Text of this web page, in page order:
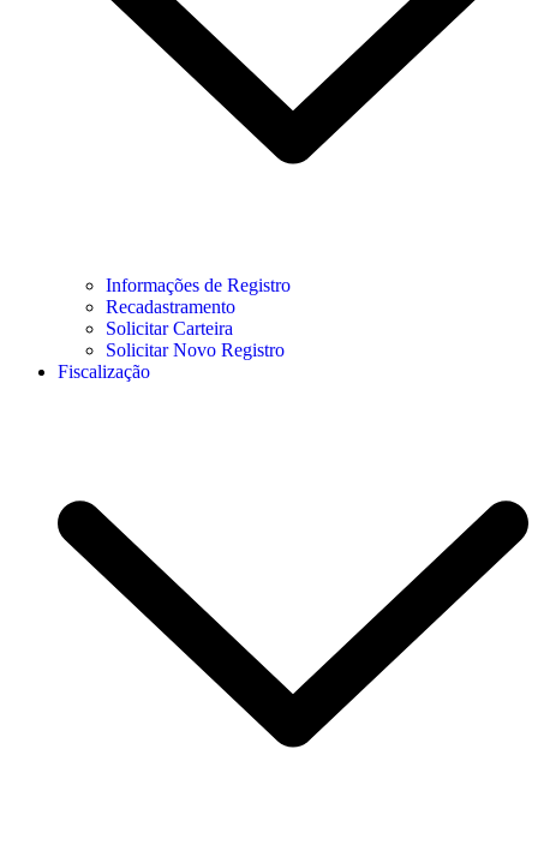
Informações de Registro
Recadastramento
Solicitar Carteira
Solicitar Novo Registro
Fiscalização